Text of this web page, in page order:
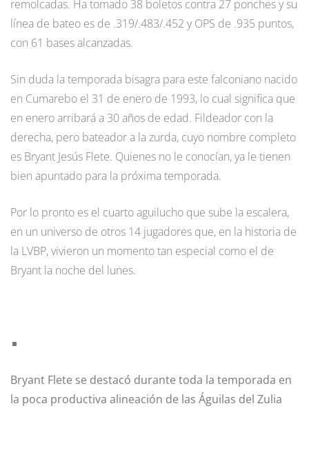
remolcadas. Ha tomado 38 boletos contra 27 ponches y su
línea de bateo es de .319/.483/.452 y OPS de .935 puntos,
con 61 bases alcanzadas.
Sin duda la temporada bisagra para este falconiano nacido
en Cumarebo el 31 de enero de 1993, lo cual significa que
en enero arribará a 30 años de edad. Fildeador con la
derecha, pero bateador a la zurda, cuyo nombre completo
es Bryant Jesús Flete. Quienes no le conocían, ya le tienen
bien apuntado para la próxima temporada.
Por lo pronto es el cuarto aguilucho que sube la escalera,
en un universo de otros 14 jugadores que, en la historia de
la LVBP, vivieron un momento tan especial como el de
Bryant la noche del lunes.
Bryant Flete se destacó durante toda la temporada en
la poca productiva alineación de las Águilas del Zulia